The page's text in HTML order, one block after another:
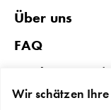
Wir schätzen
Über uns
FAQ
Förderungen
Datenschutz